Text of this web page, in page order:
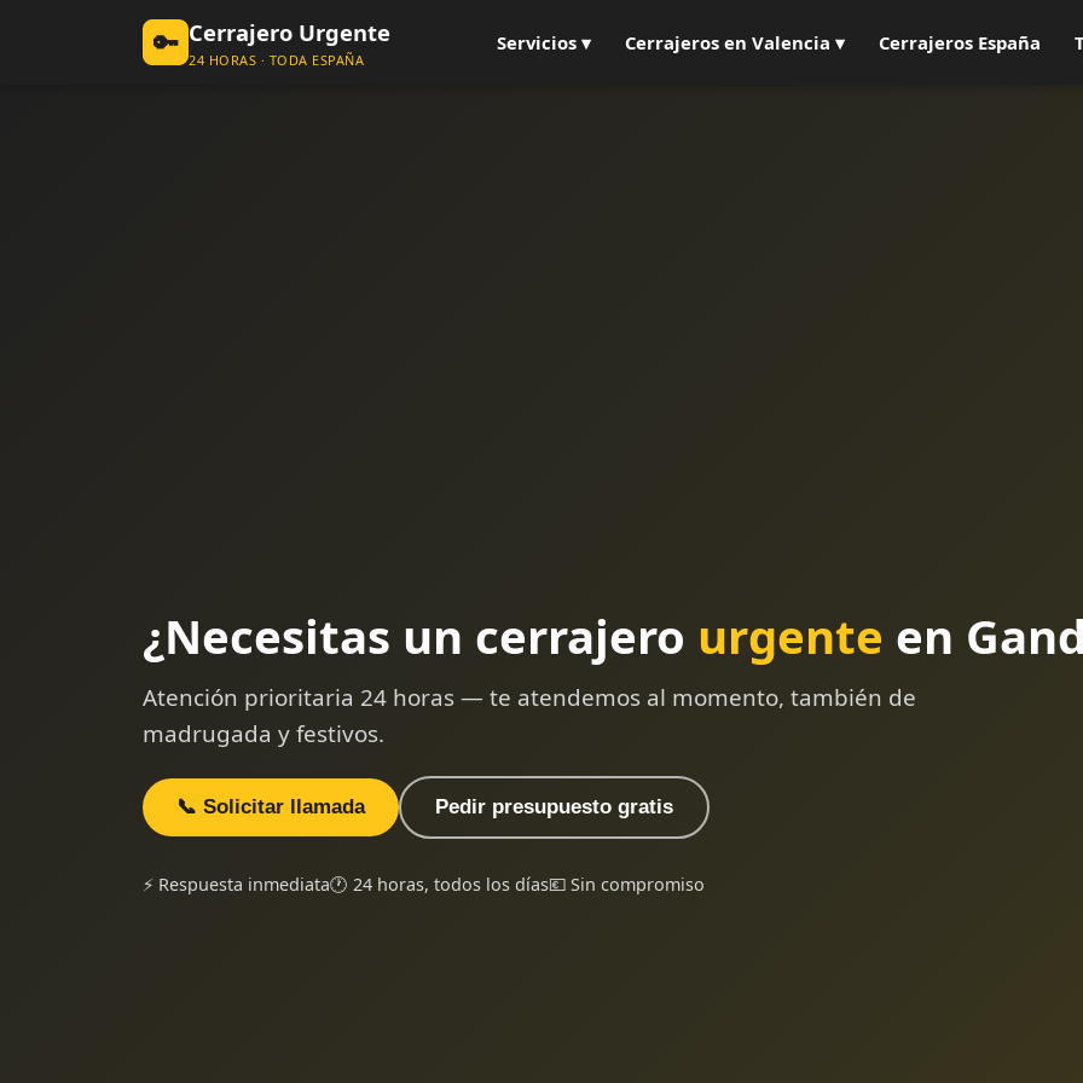
🔑 Cerrajero Urgente
24 HORAS · TODA ESPAÑA
Servicios ▾ Cerrajeros en Valencia ▾ Cerrajeros España
¿Necesitas un cerrajero urgente en
Atención prioritaria 24 horas — te atendemos al momento, también de
madrugada y festivos.
📞 Solicitar llamada Pedir presupuesto gratis
⚡ Respuesta inmediata🕐 24 horas, todos los días💶 Sin compromiso